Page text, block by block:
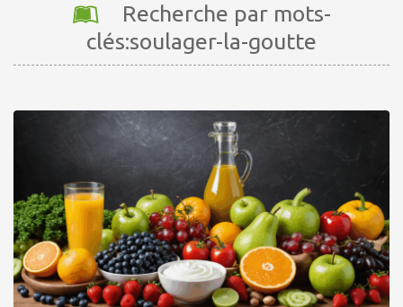
Recherche par mots-
clés:soulager-la-goutte